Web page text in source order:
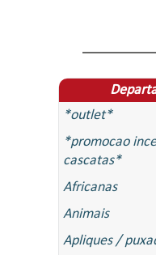
*outlet*
*promocao
cascatas*
Africanas
Animais
Apliques /